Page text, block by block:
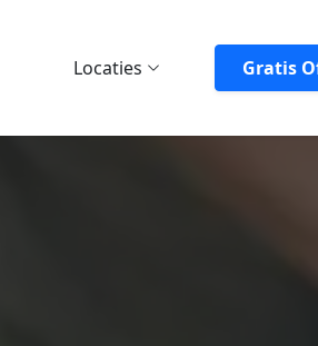
Locaties Gratis